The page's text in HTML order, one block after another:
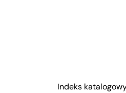
Indeks